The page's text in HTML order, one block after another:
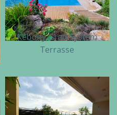
Kebony Grad System
Terrasse